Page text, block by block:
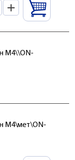
+
М4\\ON-
М4\мет\ON-